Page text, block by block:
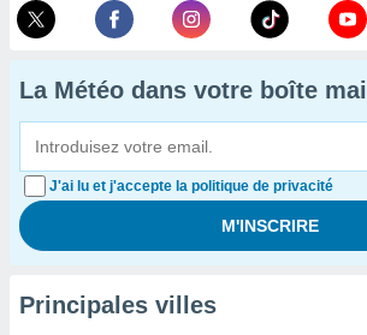
La Météo dans votre boîte mail
J'ai lu et j'accepte la politique de privacité
Principales villes